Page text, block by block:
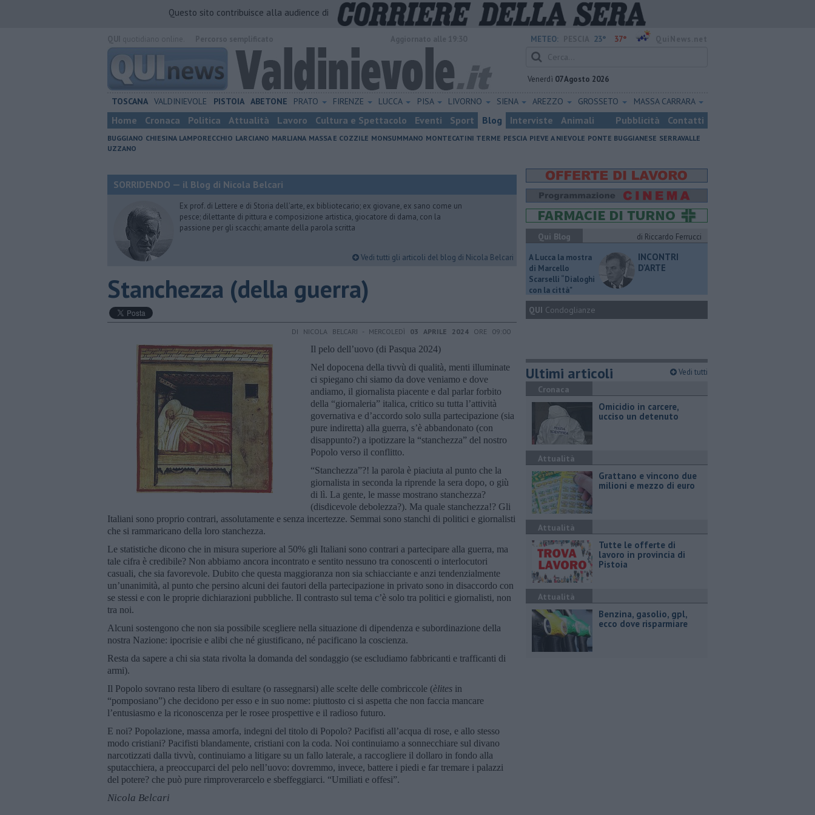
Questo sito contribuisce alla audience di
METEO: 23° 37°
Venerdì 07 Agosto 2026
TOSCANA VALDINIEVOLE PISTOIA ABETONE PRATO FIRENZE LUCCA PISA LIVORNO SIENA AREZZO GROSSETO MASSA CARRARA
Home Cronaca Politica Attualità Lavoro Cultura e Spettacolo Eventi Sport Blog Interviste Animali Pubblicità Contatti
BUGGIANO CHIESINA LAMPORECCHIO LARCIANO MARLIANA MASSA E COZZILE MONSUMMANO MONTECATINI TERME PESCIA PIEVE A NIEVOLE PONTE BUGGIANESE SERRAVALLE
UZZANO
SORRIDENDO — il Blog di Nicola Belcari
Ex prof. di Lettere e di Storia dell’arte, ex bibliotecario; ex giovane, ex sano come un
pesce; dilettante di pittura e composizione artistica, giocatore di dama, con la
passione per gli scacchi; amante della parola scritta
Vedi tutti gli articoli del blog di Nicola Belcari
Stanchezza (della guerra)
DI NICOLA BELCARI - MERCOLEDÌ 03 APRILE 2024 ORE 09:00
Il pelo dell’uovo (di Pasqua 2024)
Nel dopocena della tivvù di qualità, menti illuminate
ci spiegano chi siamo da dove veniamo e dove
andiamo, il giornalista piacente e dal parlar forbito
della “giornaleria” italica, critico su tutta l’attività
governativa e d’accordo solo sulla partecipazione (sia
pure indiretta) alla guerra, s’è abbandonato (con
disappunto?) a ipotizzare la “stanchezza” del nostro
Popolo verso il conflitto.
“Stanchezza”?! la parola è piaciuta al punto che la
giornalista in seconda la riprende la sera dopo, o giù
di lì. La gente, le masse mostrano stanchezza?
(disdicevole debolezza?). Ma quale stanchezza!? Gli
Italiani sono proprio contrari, assolutamente e senza incertezze. Semmai sono stanchi di politici e giornalisti
che si rammaricano della loro stanchezza.
Le statistiche dicono che in misura superiore al 50% gli Italiani sono contrari a partecipare alla guerra, ma
tale cifra è credibile? Non abbiamo ancora incontrato e sentito nessuno tra conoscenti o interlocutori
casuali, che sia favorevole. Dubito che questa maggioranza non sia schiacciante e anzi tendenzialmente
un’unanimità, al punto che persino alcuni dei fautori della partecipazione in privato sono in disaccordo con
se stessi e con le proprie dichiarazioni pubbliche. Il contrasto sul tema c’è solo tra politici e giornalisti, non
tra noi.
Alcuni sostengono che non sia possibile scegliere nella situazione di dipendenza e subordinazione della
nostra Nazione: ipocrisie e alibi che né giustificano, né pacificano la coscienza.
Resta da sapere a chi sia stata rivolta la domanda del sondaggio (se escludiamo fabbricanti e trafficanti di
armi).
Il Popolo sovrano resta libero di esultare (o rassegnarsi) alle scelte delle combriccole (èlites in
“pomposiano”) che decidono per esso e in suo nome: piuttosto ci si aspetta che non faccia mancare
l’entusiasmo e la riconoscenza per le rosee prospettive e il radioso futuro.
E noi? Popolazione, massa amorfa, indegni del titolo di Popolo? Pacifisti all’acqua di rose, e allo stesso
modo cristiani? Pacifisti blandamente, cristiani con la coda. Noi continuiamo a sonnecchiare sul divano
narcotizzati dalla tivvù, continuiamo a litigare su un fallo laterale, a raccogliere il dollaro in fondo alla
sputacchiera, a preoccuparci del pelo nell’uovo: dovremmo, invece, battere i piedi e far tremare i palazzi
del potere? che può pure rimproverarcelo e sbeffeggiarci. “Umiliati e offesi”.
Nicola Belcari
Qui Blog
di Riccardo Ferrucci
A Lucca la mostra
di Marcello
Scarselli “Dialoghi
con la città"
INCONTRI
D'ARTE
QUI Condoglianze
Ultimi articoli Vedi tutti
Cronaca
Omicidio in carcere,
ucciso un detenuto
Attualità
Grattano e vincono due
milioni e mezzo di euro
Attualità
​Tutte le offerte di
lavoro in provincia di
Pistoia
Attualità
​Benzina, gasolio, gpl,
ecco dove risparmiare